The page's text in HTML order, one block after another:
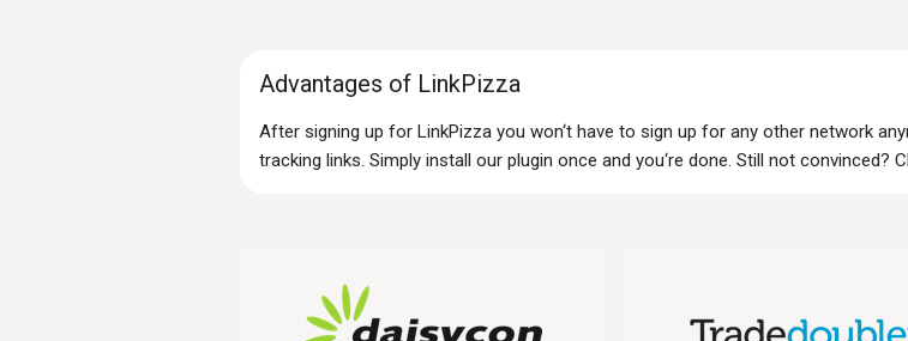
Advantages of LinkPizza
After signing up for LinkPizza you won‘t have to sign up for any other network
tracking links. Simply install our plugin once and you‘re done. Still not convinced?